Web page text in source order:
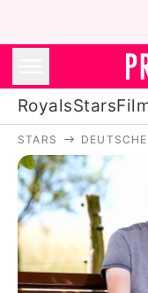
RoyalsStars
STARS